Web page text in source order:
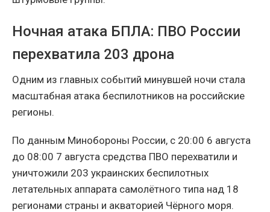
Ночная атака БПЛА: ПВО России
перехватила 203 дрона
Одним из главных событий минувшей ночи стала
масштабная атака беспилотников на российские
регионы.
По данным Минобороны России, с 20:00 6 августа
до 08:00 7 августа средства ПВО перехватили и
уничтожили 203 украинских беспилотных
летательных аппарата самолётного типа над 18
регионами страны и акваторией Чёрного моря.